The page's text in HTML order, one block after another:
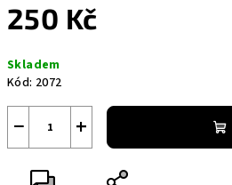
250 Kč
cena:
Skladem
Kód: 2072
+
−